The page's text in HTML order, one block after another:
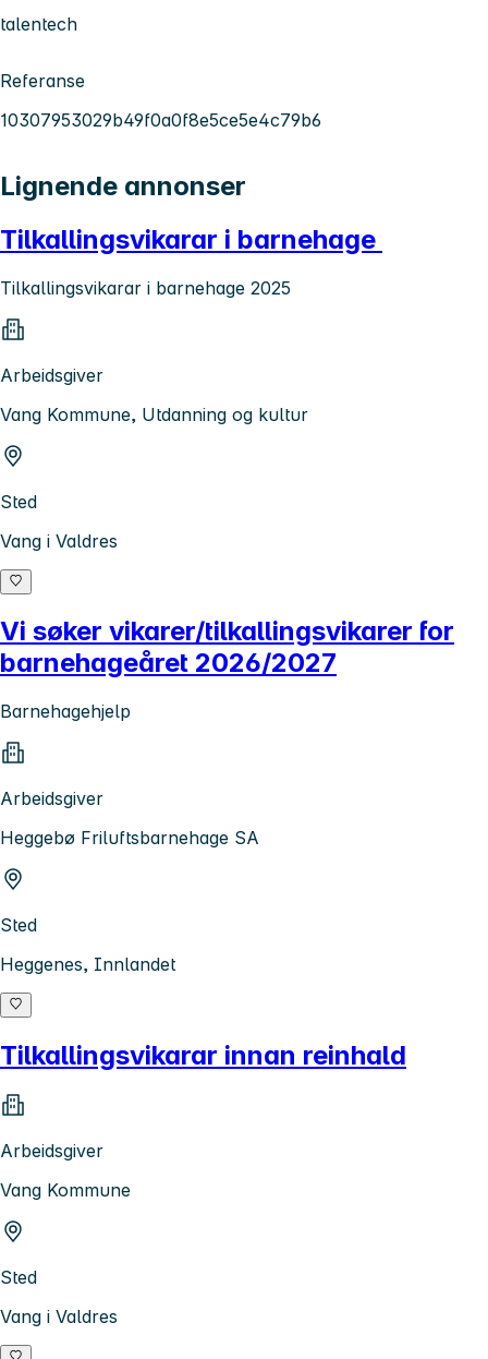
talentech
Referanse
10307953029b49f0a0f8e5ce5e4c79b6
Lignende annonser
Tilkallingsvikarar i barnehage
Tilkallingsvikarar i barnehage 2025
Arbeidsgiver
Vang Kommune, Utdanning og kultur
Sted
Vang i Valdres
Vi søker vikarer/tilkallingsvikarer for
barnehageåret 2026/2027
Barnehagehjelp
Arbeidsgiver
Heggebø Friluftsbarnehage SA
Sted
Heggenes, Innlandet
Tilkallingsvikarar innan reinhald
Arbeidsgiver
Vang Kommune
Sted
Vang i Valdres